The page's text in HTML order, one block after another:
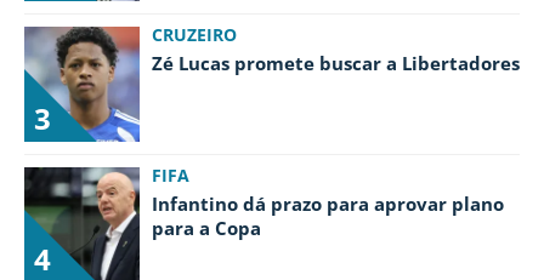
3
CRUZEIRO
Zé Lucas promete buscar a Libertadores
4
FIFA
Infantino dá prazo para aprovar plano
para a Copa